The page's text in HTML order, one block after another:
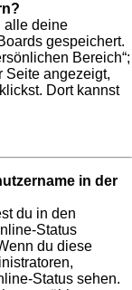
alle deine
gespeichert.
Bereich“;
Seite angezeigt,
Dort kannst
in der
du in den
Status
du diese
Status sehen.